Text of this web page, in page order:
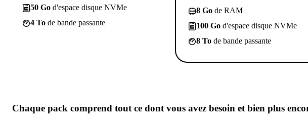
50 Go d'espace disque NVMe
4 To de bande passante
8 Go de RAM
100 Go d'espace disque NVMe
8 To de bande passante
Chaque pack comprend tout ce dont vous avez besoin et bien plus